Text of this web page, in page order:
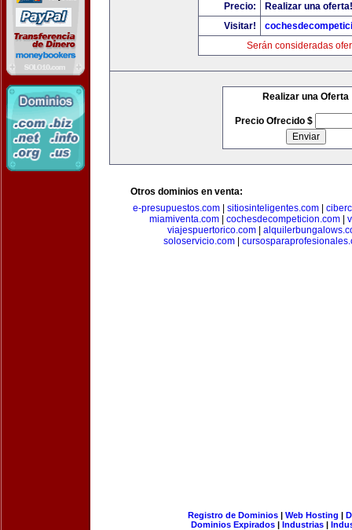
Precio:
Realizar una oferta!
Visitar!
Serán consideradas
Realizar una Oferta
Precio Ofrecido $
Otros dominios en venta:
e-presupuestos.com
sitiosinteligentes.com
miamiventa.com
cochesdecompeticion.com
viajespuertorico.com|
soloservicio.com|
Registro de Dominios| Web Hosting |
Dominios Expirados | Industrias |